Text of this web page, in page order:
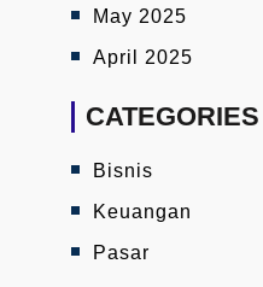
May 2025
April 2025
CATEGORIES
Bisnis
Keuangan
Pasar